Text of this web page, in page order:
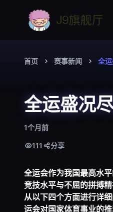
首页 赛事新闻 全
全运盛况
1个月前
111 分享
全运会作为我国最高水
竞技水平与不屈的拼搏
从以下四个方面进行详
运会对国家体育事业的